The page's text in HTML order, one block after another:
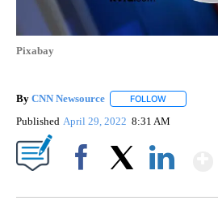
Pixabay
By CNN Newsource FOLLOW
Published April 29, 2022 8:31 AM